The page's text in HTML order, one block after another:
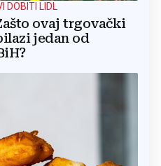
DOBITI LIDL
ovaj trgovački
jedan od